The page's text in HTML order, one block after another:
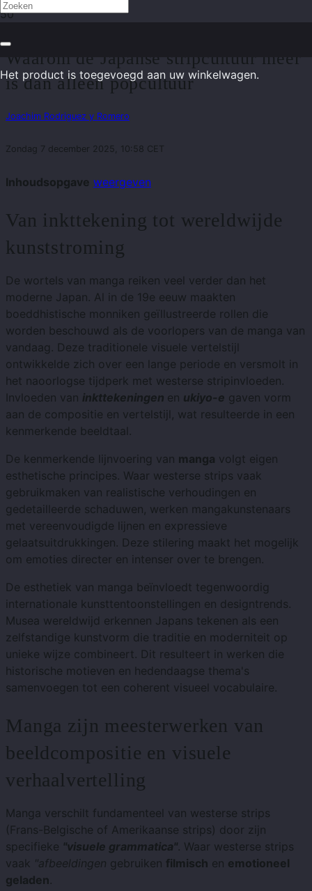
Het product is toegevoegd aan uw winkelwagen.
Waarom de Japanse stripcultuur meer
is dan alleen popcultuur
Joachim Rodriguez y Romero
Zondag 7 december 2025, 10:58 CET
Inhoudsopgave weergeven
Van inkttekening tot wereldwijde
kunststroming
De wortels van manga reiken veel verder dan het
moderne Japan. Al in de 19e eeuw maakten
boeddhistische monniken geïllustreerde rollen die
worden beschouwd als de voorlopers van de manga van
vandaag. Deze traditionele visuele vertelstijl
ontwikkelde zich over een lange periode en versmolt in
het naoorlogse tijdperk met westerse stripinvloeden.
Invloeden van inkttekeningen en ukiyo-e gaven vorm
aan de compositie en vertelstijl, wat resulteerde in een
kenmerkende beeldtaal.
De kenmerkende lijnvoering van manga volgt eigen
esthetische principes. Waar westerse strips vaak
gebruikmaken van realistische verhoudingen en
gedetailleerde schaduwen, werken mangakunstenaars
met vereenvoudigde lijnen en expressieve
gelaatsuitdrukkingen. Deze stilering maakt het mogelijk
om emoties directer en intenser over te brengen.
De esthetiek van manga beïnvloedt tegenwoordig
internationale kunsttentoonstellingen en designtrends.
Musea wereldwijd erkennen Japans tekenen als een
zelfstandige kunstvorm die traditie en moderniteit op
unieke wijze combineert. Dit resulteert in werken die
historische motieven en hedendaagse thema's
samenvoegen tot een coherent visueel vocabulaire.
Manga zijn meesterwerken van
beeldcompositie en visuele
verhaalvertelling
Manga verschilt fundamenteel van westerse strips
(Frans-Belgische of Amerikaanse strips) door zijn
specifieke "visuele grammatica". Waar westerse strips
vaak "afbeeldingen gebruiken filmisch en emotioneel
geladen.